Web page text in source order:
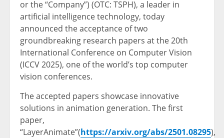
or the “Company”) (OTC: TSPH), a leader in
artificial intelligence technology, today
announced the acceptance of two
groundbreaking research papers at the 20th
International Conference on Computer Vision
(ICCV 2025), one of the world’s top computer
vision conferences.
The accepted papers showcase innovative
solutions in animation generation. The first
paper,
“LayerAnimate”(https://arxiv.org/abs/2501.08295),